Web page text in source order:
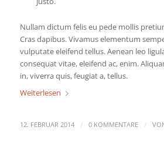
Nullam dictum felis eu pede mollis
Cras dapibus. Vivamus elementum
vulputate eleifend tellus. Aenean leo
consequat vitae, eleifend ac, enim.
in, viverra quis, feugiat a, tellus.
Weiterlesen
12. FEBRUAR 2014 / 0 KOMMENTARE /